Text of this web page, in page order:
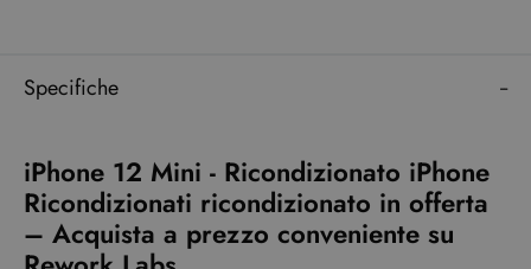
Specifiche
iPhone 12 Mini - Ricondizionato iPhone
Ricondizionati ricondizionato in offerta
– Acquista a prezzo conveniente su